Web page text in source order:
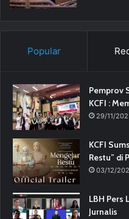
Popular
Pemprov
KCFI :
29/11/
KCFI
Restu” di
03/12/
LBH Pers
Jurnalis